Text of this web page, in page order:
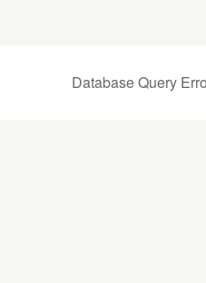
Database Query